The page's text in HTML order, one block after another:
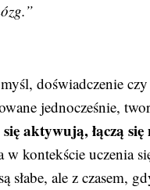
doświadczenie
jednocześnie,
aktywują, łączą się
kontekście uczenia
słabe, ale z czasem,